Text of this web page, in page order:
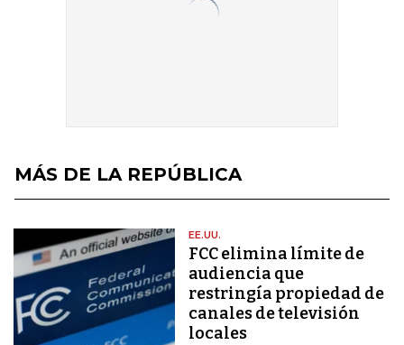
MÁS DE LA REPÚBLICA
EE.UU.
FCC elimina límite de
audiencia que
restringía propiedad de
canales de televisión
locales